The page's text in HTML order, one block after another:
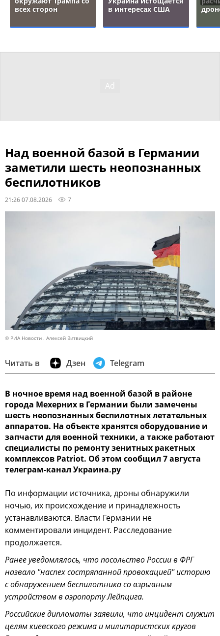
всех сторон
в интересах США
Над военной базой в Германии
заметили шесть неопознанных
беспилотников
21:26 07.08.2026 7
© РИА Новости . Алексей Витвицкий
Читать в Дзен Telegram
В ночное время над военной базой в районе
города Мехерних в Германии были замечены
шесть неопознанных беспилотных летательных
аппаратов. На объекте хранятся оборудование и
запчасти для военной техники, а также работают
специалисты по ремонту зенитных ракетных
комплексов Patriot. Об этом сообщил 7 августа
телеграм-канал Украина.ру
По информации источника, дроны обнаружили
ночью, их происхождение и принадлежность
устанавливаются. Власти Германии не
комментировали инцидент. Расследование
продолжается.
Ранее уведомлялось, что посольство России в ФРГ
назвало "наспех состряпанной провокацией" историю
с обнаружением беспилотника со взрывным
устройством в аэропорту Лейпцига.
Российские дипломаты заявили, что инцидент служит
целям киевского режима и милитаристских кругов